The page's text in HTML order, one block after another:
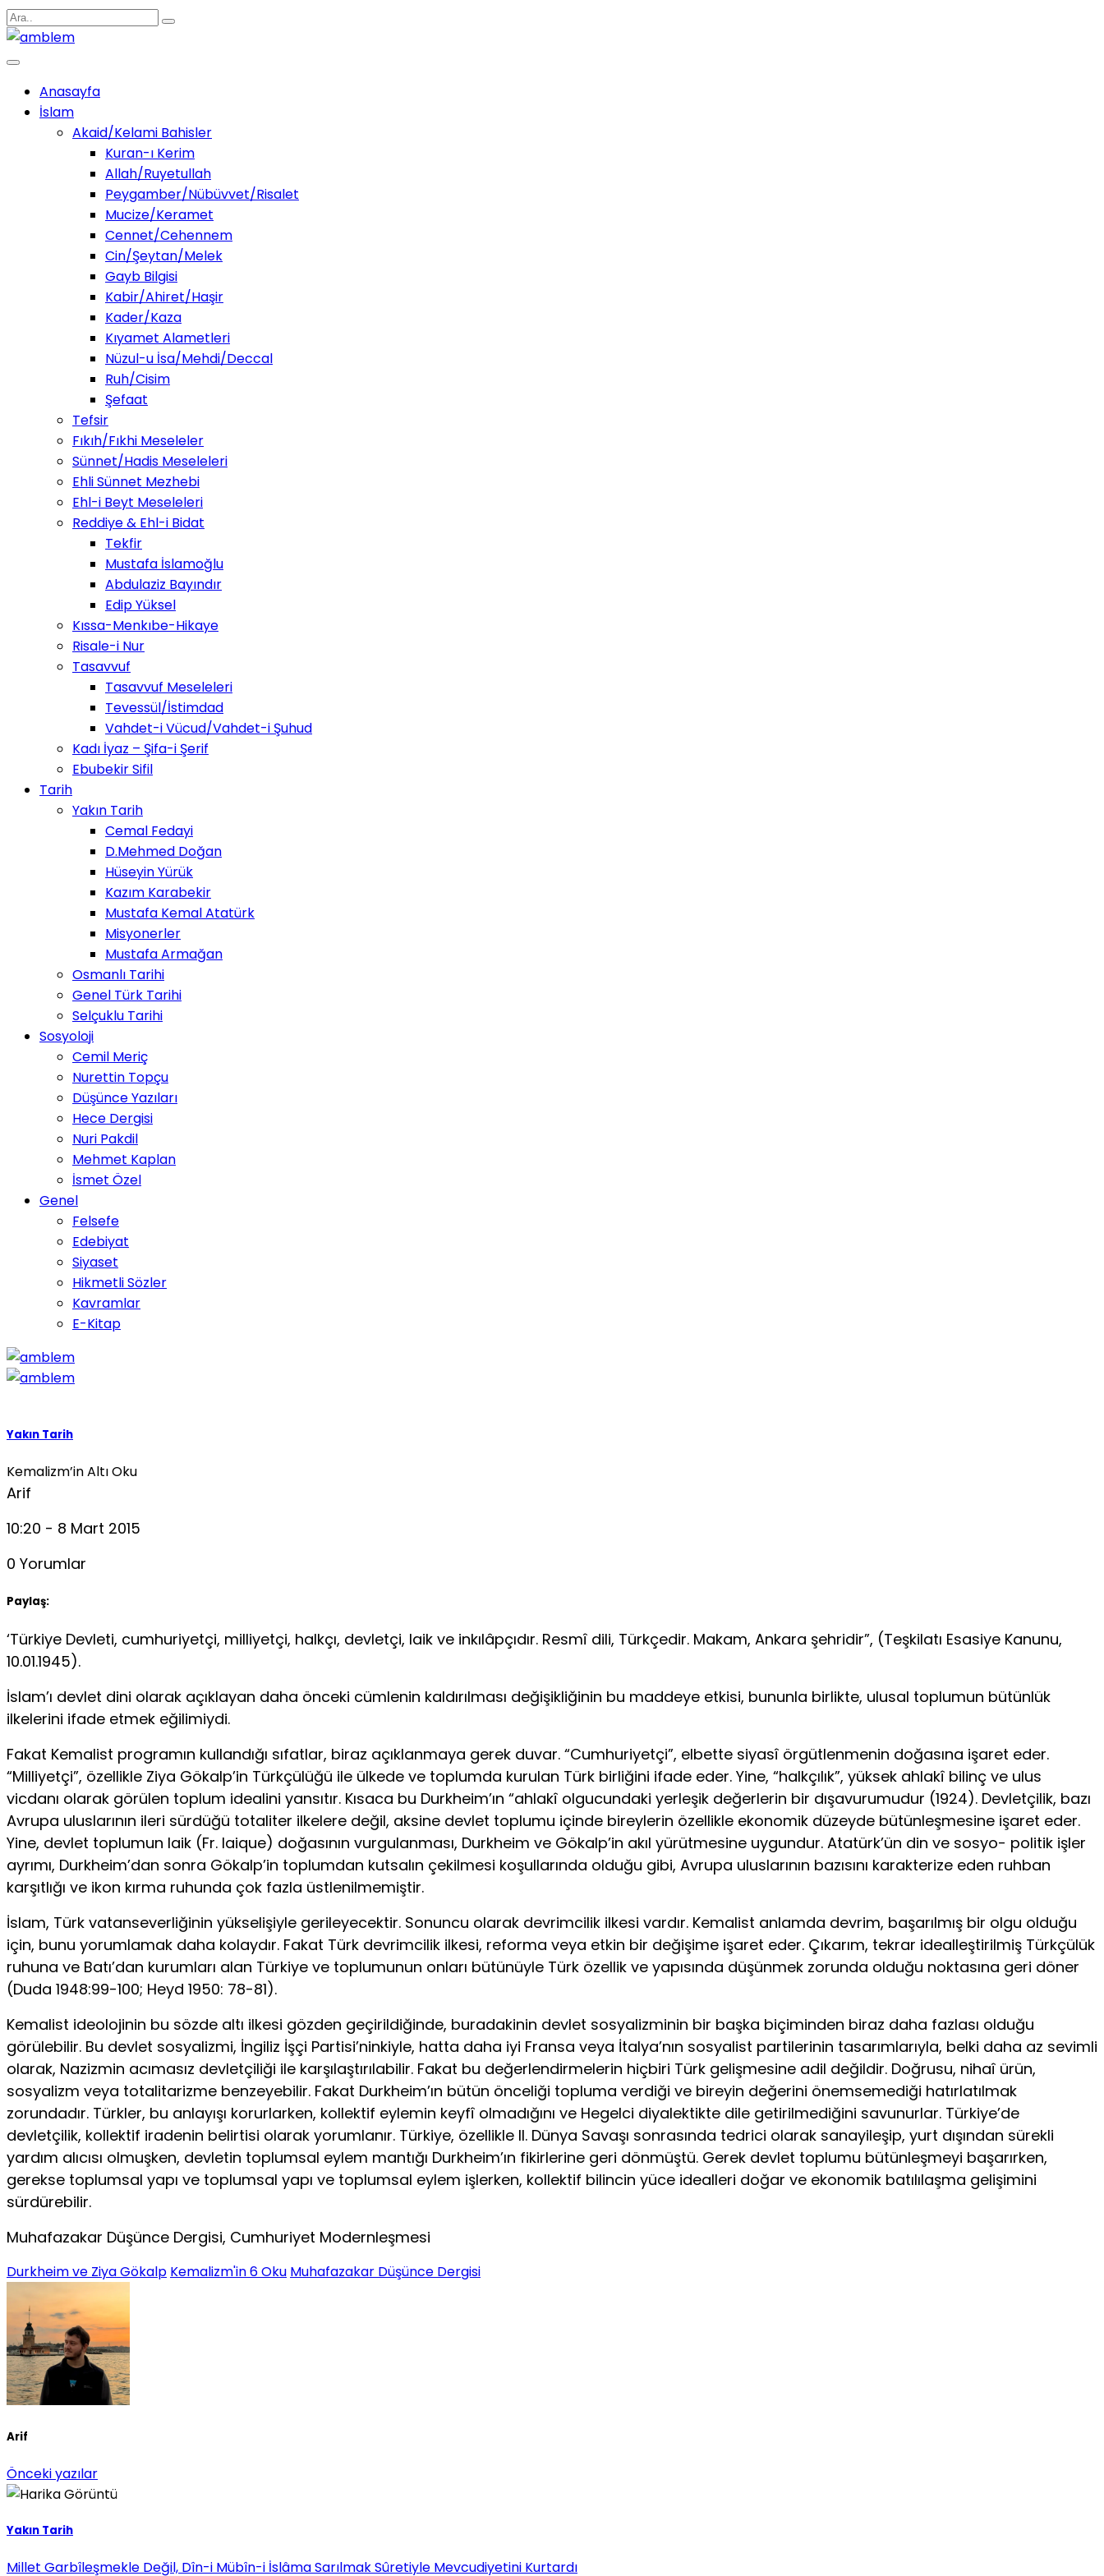
Anasayfa
İslam
Akaid/Kelami Bahisler
Kuran-ı Kerim
Allah/Ruyetullah
Peygamber/Nübüvvet/Risalet
Mucize/Keramet
Cennet/Cehennem
Cin/Şeytan/Melek
Gayb Bilgisi
Kabir/Ahiret/Haşir
Kader/Kaza
Kıyamet Alametleri
Nüzul-u İsa/Mehdi/Deccal
Ruh/Cisim
Şefaat
Tefsir
Fıkıh/Fıkhi Meseleler
Sünnet/Hadis Meseleleri
Ehli Sünnet Mezhebi
Ehl-i Beyt Meseleleri
Reddiye & Ehl-i Bidat
Tekfir
Mustafa İslamoğlu
Abdulaziz Bayındır
Edip Yüksel
Kıssa-Menkıbe-Hikaye
Risale-i Nur
Tasavvuf
Tasavvuf Meseleleri
Tevessül/İstimdad
Vahdet-i Vücud/Vahdet-i Şuhud
Kadı İyaz – Şifa-i Şerif
Ebubekir Sifil
Tarih
Yakın Tarih
Cemal Fedayi
D.Mehmed Doğan
Hüseyin Yürük
Kazım Karabekir
Mustafa Kemal Atatürk
Misyonerler
Mustafa Armağan
Osmanlı Tarihi
Genel Türk Tarihi
Selçuklu Tarihi
Sosyoloji
Cemil Meriç
Nurettin Topçu
Düşünce Yazıları
Hece Dergisi
Nuri Pakdil
Mehmet Kaplan
İsmet Özel
Genel
Felsefe
Edebiyat
Siyaset
Hikmetli Sözler
Kavramlar
E-Kitap
Yakın Tarih
Kemalizm’in Altı Oku
Arif
10:20 - 8 Mart 2015
0 Yorumlar
Paylaş:
‘Türkiye Devleti, cumhuriyetçi, milliyetçi, halkçı, devletçi, laik ve inkılâpçıdır. Resmî dili, Türkçedir. Makam, Ankara şehridir”, (Teşkilatı Esasiye Kanunu,
10.01.1945).
İslam’ı devlet dini olarak açıklayan daha önceki cümlenin kaldırılması değişikliğinin bu maddeye etkisi, bununla birlikte, ulusal toplumun bütünlük
ilkelerini ifade etmek eğilimiydi.
Fakat Kemalist programın kullandığı sıfatlar, biraz açıklanmaya gerek duvar. “Cumhuriyetçi”, elbette siyasî örgütlenmenin doğasına işaret eder.
“Milliyetçi”, özellikle Ziya Gökalp’in Türkçülüğü ile ülkede ve toplumda kurulan Türk birliğini ifade eder. Yine, “halkçılık”, yüksek ahlakî bilinç ve ulus
vicdanı olarak görülen toplum idealini yansıtır. Kısaca bu Durkheim’ın “ahlakî olgucundaki yerleşik değerlerin bir dışavurumudur (1924). Devletçilik, bazı
Avrupa uluslarının ileri sürdüğü totaliter ilkelere değil, aksine devlet toplumu içinde bireylerin özellikle ekonomik düzeyde bütünleşmesine işaret eder.
Yine, devlet toplumun laik (Fr. laique) doğasının vurgulanması, Durkheim ve Gökalp’in akıl yürütmesine uygundur. Atatürk’ün din ve sosyo- politik işler
ayrımı, Durkheim’dan sonra Gökalp’in toplumdan kutsalın çekilmesi koşullarında olduğu gibi, Avrupa uluslarının bazısını karakterize eden ruhban
karşıtlığı ve ikon kırma ruhunda çok fazla üstlenilmemiştir.
İslam, Türk vatanseverliğinin yükselişiyle gerileyecektir. Sonuncu olarak devrimcilik ilkesi vardır. Kemalist anlamda devrim, başarılmış bir olgu olduğu
için, bunu yorumlamak daha kolaydır. Fakat Türk devrimcilik ilkesi, reforma veya etkin bir değişime işaret eder. Çıkarım, tekrar idealleştirilmiş Türkçülük
ruhuna ve Batı’dan kurumları alan Türkiye ve toplumunun onları bütünüyle Türk özellik ve yapısında düşünmek zorunda olduğu noktasına geri döner
(Duda 1948:99-100; Heyd 1950: 78-81).
Kemalist ideolojinin bu sözde altı ilkesi gözden geçirildiğinde, buradakinin devlet sosyalizminin bir başka biçiminden biraz daha fazlası olduğu
görülebilir. Bu devlet sosyalizmi, İngiliz İşçi Partisi’ninkiyle, hatta daha iyi Fransa veya İtalya’nın sosyalist partilerinin tasarımlarıyla, belki daha az sevimli
olarak, Nazizmin acımasız devletçiliği ile karşılaştırılabilir. Fakat bu değerlendirmelerin hiçbiri Türk gelişmesine adil değildir. Doğrusu, nihaî ürün,
sosyalizm veya totalitarizme benzeyebilir. Fakat Durkheim’ın bütün önceliği topluma verdiği ve bireyin değerini önemsemediği hatırlatılmak
zorundadır. Türkler, bu anlayışı korurlarken, kollektif eylemin keyfî olmadığını ve Hegelci diyalektikte dile getirilmediğini savunurlar. Türkiye’de
devletçilik, kollektif iradenin belirtisi olarak yorumlanır. Türkiye, özellikle II. Dünya Savaşı sonrasında tedrici olarak sanayileşip, yurt dışından sürekli
yardım alıcısı olmuşken, devletin toplumsal eylem mantığı Durkheim’ın fikirlerine geri dönmüştü. Gerek devlet toplumu bütünleşmeyi başarırken,
gerekse toplumsal yapı ve toplumsal yapı ve toplumsal eylem işlerken, kollektif bilincin yüce idealleri doğar ve ekonomik batılılaşma gelişimini
sürdürebilir.
Muhafazakar Düşünce Dergisi, Cumhuriyet Modernleşmesi
Durkheim ve Ziya Gökalp Kemalizm'in 6 Oku Muhafazakar Düşünce Dergisi
Arif
Önceki yazılar
Yakın Tarih
Millet Garbîleşmekle Değil, Dîn-i Mübîn-i İslâma Sarılmak Sûretiyle Mevcudiyetini Kurtardı